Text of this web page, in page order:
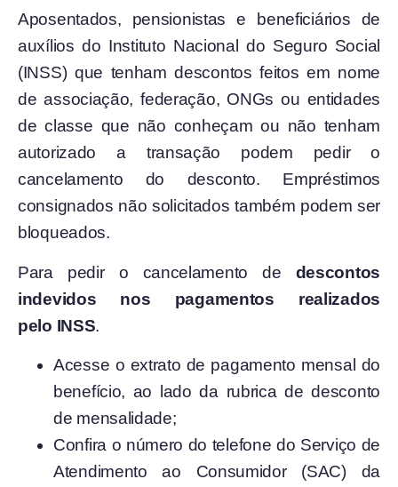
Aposentados, pensionistas e beneficiários de
auxílios do Instituto Nacional do Seguro Social
(INSS) que tenham descontos feitos em nome
de associação, federação, ONGs ou entidades
de classe que não conheçam ou não tenham
autorizado a transação podem pedir o
cancelamento do desconto. Empréstimos
consignados não solicitados também podem ser
bloqueados.
Para pedir o cancelamento de descontos
indevidos nos pagamentos realizados
pelo INSS.
Acesse o extrato de pagamento mensal do
benefício, ao lado da rubrica de desconto
de mensalidade;
Confira o número do telefone do Serviço de
Atendimento ao Consumidor (SAC) da